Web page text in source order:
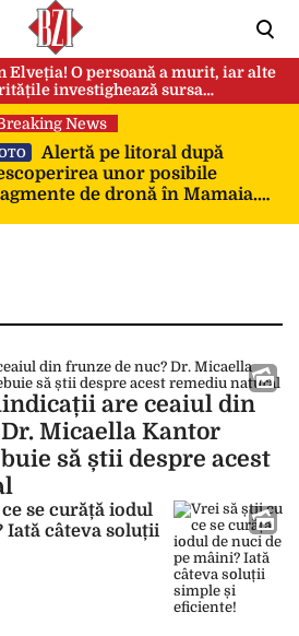
Elveția! O persoană a murit, iar alte
investighează sursa
News
Alertă pe litoral după
unor posibile
de dronă în Mamaia.
are ceaiul din
Micaella Kantor
să știi despre acest
se curăță iodul
Iată câteva soluții